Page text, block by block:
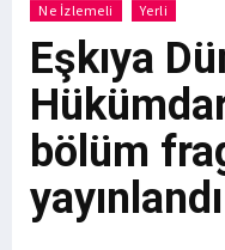
Ne İzlemeli Yerli
Eşkıya
bölüm
yayınlandı